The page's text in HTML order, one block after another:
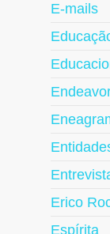
E-mails
Erico
Espírita